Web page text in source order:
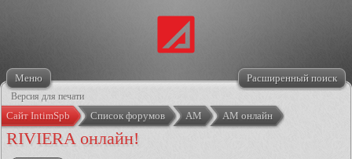
Меню Расширенный поиск
Версия для печати
Сайт IntimSpb Список форумов АМ АМ онлайн
RIVIERA онлайн!